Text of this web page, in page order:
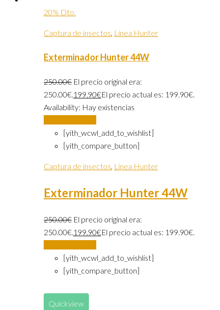
20% Dto.
Captura de insectos, Linea Hunter
Exterminador Hunter 44W
250.00€ El precio original era:
250.00€.199.90€El precio actual es: 199.90€.
Availability: Hay existencias
[yith_wcwl_add_to_wishlist]
[yith_compare_button]
Captura de insectos, Linea Hunter
Exterminador Hunter 44W
250.00€ El precio original era:
250.00€.199.90€El precio actual es: 199.90€.
[yith_wcwl_add_to_wishlist]
[yith_compare_button]
Quickview